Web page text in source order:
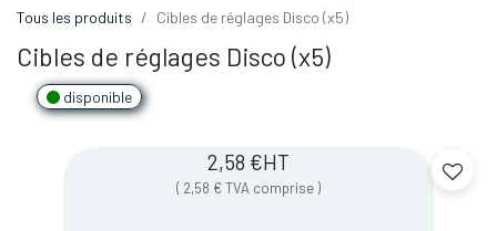
Tous les produits Cibles de réglages Disco (x5)
Cibles de réglages Disco (x5)
disponible
2,58 €HT
( 2,58 €TVA comprise )